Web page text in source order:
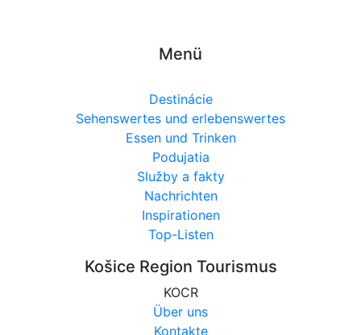
Menü
Destinácie
Sehenswertes und erlebenswertes
Essen und Trinken
Podujatia
Služby a fakty
Nachrichten
Inspirationen
Top-Listen
Košice Region Tourismus
KOCR
Über uns
Kontakte